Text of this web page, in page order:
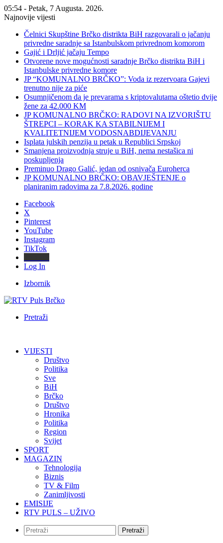
05:54 - Petak, 7 Augusta. 2026.
Najnovije vijesti
Čelnici Skupštine Brčko distrikta BiH razgovarali o jačanju
privredne saradnje sa Istanbulskom privrednom komorom
Gajić i Drljić jačaju Tempo
Otvorene nove mogućnosti saradnje Brčko distrikta BiH i
Istanbulske privredne komore
JP “KOMUNALNO BRČKO”: Voda iz rezervoara Gajevi
trenutno nije za piće
Osumnjičenom da je prevarama s kriptovalutama oštetio dvije
žene za 42.000 KM
JP KOMUNALNO BRČKO: RADOVI NA IZVORIŠTU
ŠTREPCI – KORAK KA STABILNIJEM I
KVALITETNIJEM VODOSNABDIJEVANJU
Isplata julskih penzija u petak u Republici Srpskoj
Smanjena proizvodnja struje u BiH, nema nestašica ni
poskupljenja
Preminuo Drago Galić, jedan od osnivača Euroherca
JP KOMUNALNO BRČKO: OBAVJEŠTENJE o
planiranim radovima za 7.8.2026. godine
Facebook
X
Pinterest
YouTube
Instagram
TikTok
Log In
Izbornik
Pretraži
VIJESTI
Društvo
Politika
Sve
BiH
Brčko
Društvo
Hronika
Politika
Region
Svijet
SPORT
MAGAZIN
Tehnologija
Biznis
TV & Film
Zanimljivosti
EMISIJE
RTV PULS – UŽIVO
Pretraži